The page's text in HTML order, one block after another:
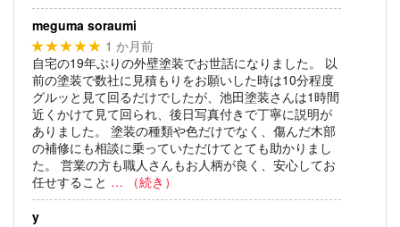
meguma soraumi
★★★★★ 1 か月前
自宅の19年ぶりの外壁塗装でお世話になりました。
以
前の塗装で数社に見積もりをお願いした時は10分程度
グルッと見て回るだけでしたが、池田塗装さんは1時間
近くかけて見て回られ、後日写真付きで丁寧に説明が
ありました。
塗装の種類や色だけでなく、傷んだ木部
の補修にも相談に乗っていただけてとても助かりまし
た。
営業の方も職人さんもお人柄が良く、安心してお
任せすること … （続き）
y